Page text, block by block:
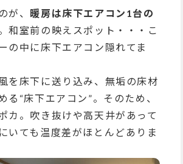
が、 暖房は床下エアコン1台の
和室前の映えスポット・・・こ
の中に床下エアコン隠れてま
を床下に送り込み、無垢の床材
る“床下エアコン”。そのため、
カ。吹き抜けや高天井があって
いても温度差がほとんどありま